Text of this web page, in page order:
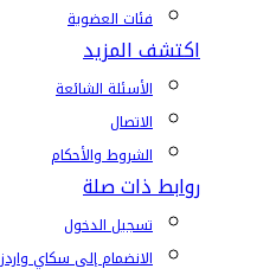
فئات العضوية
اكتشف المزيد
الأسئلة الشائعة
الاتصال
الشروط والأحكام
روابط ذات صلة
تسجيل الدخول
الانضمام إلى سكاي واردز